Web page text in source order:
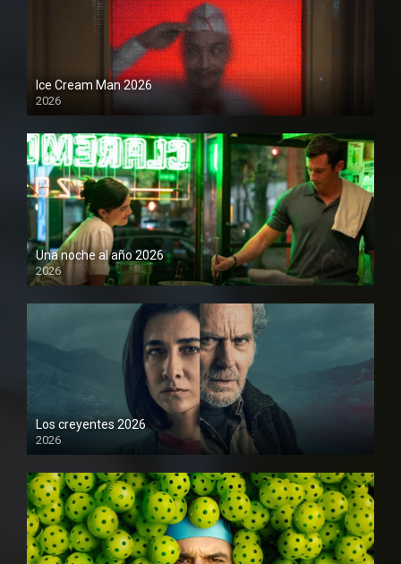
Ice Cream Man 2026
2026
Una noche al año 2026
2026
1080P
Los creyentes 2026
2026
1080P